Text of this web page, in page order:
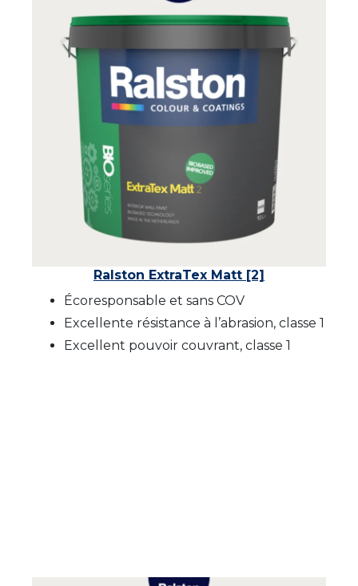
Ralston ExtraTex Matt [2]
Écoresponsable et sans COV
Excellente résistance à l’abrasion, classe 1
Excellent pouvoir couvrant, classe 1